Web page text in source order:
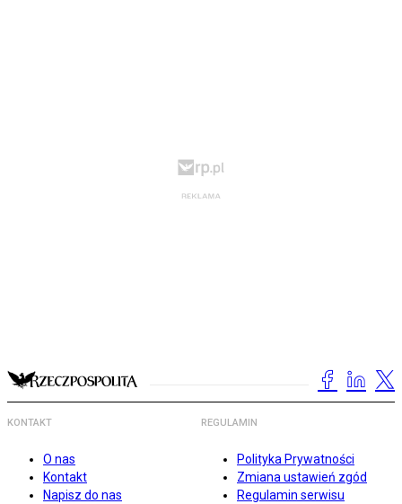
KONTAKT
O nas
Kontakt
Napisz do nas
REGULAMIN
Polityka Prywatności
Zmiana ustawień zgód
Regulamin serwisu